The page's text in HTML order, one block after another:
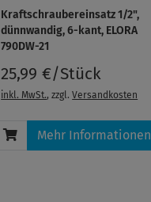
Kraftschraubereinsatz 1/2",
dünnwandig, 6-kant, ELORA
790DW-21
25,99 €/Stück
inkl. MwSt., zzgl.Versandkosten
Mehr Informationen